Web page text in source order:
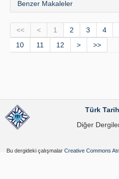
Benzer Makaleler
<< < 1 2 3 4
10
11 12 > >>
Türk
Diğer
Bu dergideki çalışmalar Creative Commons